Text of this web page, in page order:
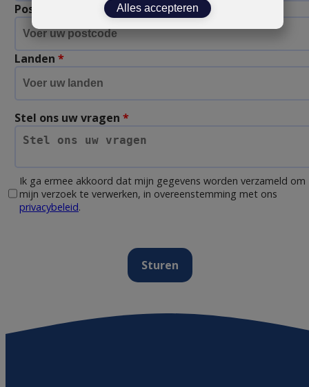
Postcode
Landen *
Stel ons uw vragen *
Ik ga ermee akkoord dat mijn gegevens worden verzameld om
mijn verzoek te verwerken, in overeenstemming met ons
privacybeleid.
Alles accepteren